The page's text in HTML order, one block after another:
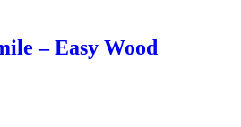
– Easy Wood